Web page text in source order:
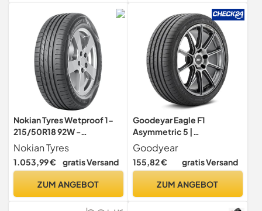
Nokian Tyres Wetproof 1-
215/50R18 92W -
Sommerreifen
Nokian Tyres
1.053,99 € gratis Versand
ZUM ANGEBOT
Goodeyar Eagle F1
Asymmetric 5 |
Sommerreifen
Goodyear
155,82 € gratis Versand
ZUM ANGEBOT